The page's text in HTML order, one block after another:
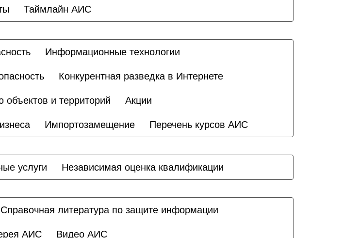
Таймлайн АИС
Информационные технологии
Конкурентная разведка в Интернете
объектов и территорий Акции
Импортозамещение Перечень курсов АИС
услуги Независимая оценка квалификации
Справочная литература по защите информации
АИС Видео АИС